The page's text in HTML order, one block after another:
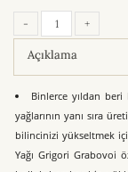
- +
Açıklama
Binlerce yıldan
yağlarının yanı sıra
bilincinizi yükseltmek
Yağı Grigori Grabovoi